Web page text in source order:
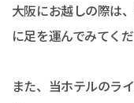
大阪にお越しの際は
に足を運んでみてくだ
また、当ホテルのラ